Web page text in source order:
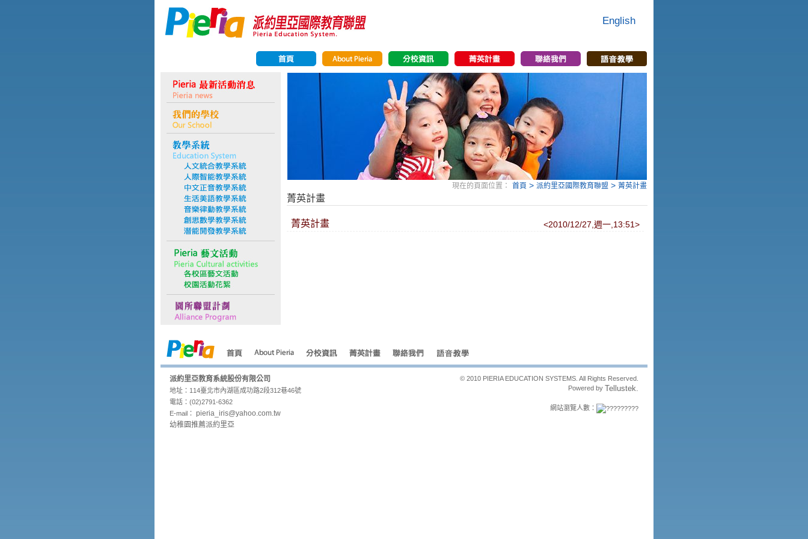
English
現在的頁面位置： 首頁 > 派約里亞國際教育聯盟 > 菁英計畫
菁英計畫
<2010/12/27,週一,13:51>
菁英計畫
派約里亞教育系統股份有限公司
地址：114臺北市內湖區成功路2段312巷46號
電話：(02)2791-6362
E-mail： pieria_ iris@yahoo.com.tw
幼稚園推薦派約里亞
© 2010 PIERIA EDUCATION SYSTEMS. All Rights Reserved.
Powered by Tellustek.
網站瀏覽人數：